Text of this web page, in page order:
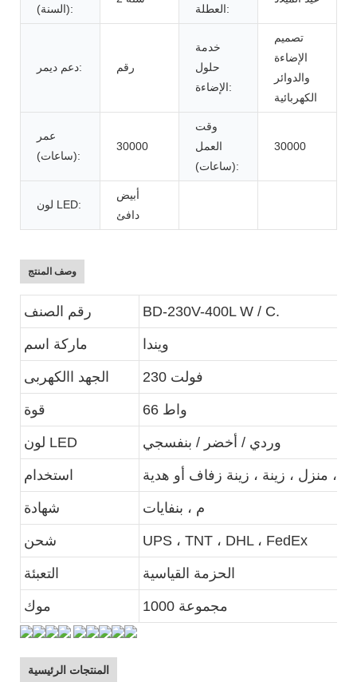
(السنة):
العطلة:
دعم ديمر: رقم
خدمة
حلول
الإضاءة:
تصميم
الإضاءة
والدوائر
الكهربائية
عمر
(ساعات):
30000
وقت
العمل
(ساعات):
30000
لون LED:
أبيض
دافئ
وصف المنتج
BD-230V-400L W / C.
230 فولت
66 واط
لون LED وردي / أخضر / بنفسجي
UPS ، TNT ، DHL ، FedEx
موك
المنتجات الرئيسية